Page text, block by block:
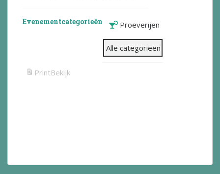
Evenementcategorieën Proeverijen
Alle categorieën
PrintBekijk